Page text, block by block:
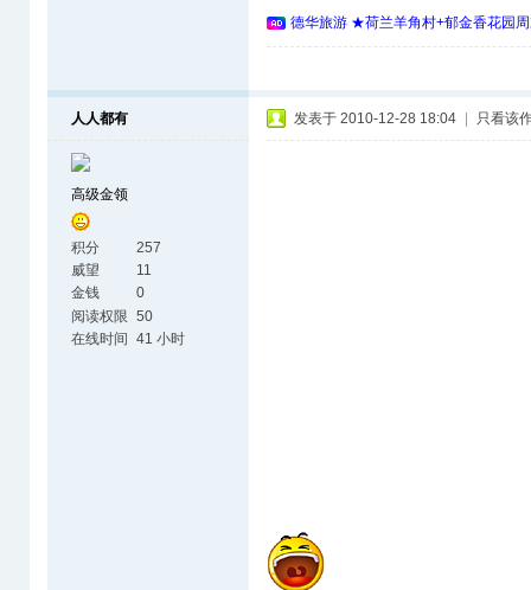
德华旅游 ★荷兰羊角村+郁金香花园
人人都有
高级金领
积分
257
威望
11
金钱
0
阅读权限 50
在线时间 41 小时
发表于 2010-12-28 18:04 只看该